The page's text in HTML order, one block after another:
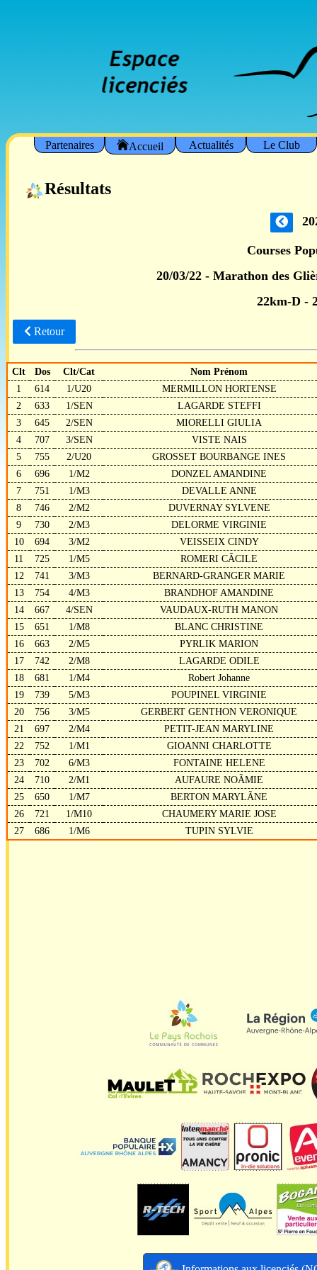
Partenaires Accueil Actualités Le Club
Résultats
Courses
20/03/22 - Marathon des
22km-D -
Retour
Clt Dos Clt/Cat
Nom Prénom
1
614 1/U20
MERMILLON HORTENSE
2
633 1/SEN
LAGARDE STEFFI
3
645 2/SEN
MIORELLI GIULIA
4
707 3/SEN
VISTE NAIS
5
755 2/U20
GROSSET BOURBANGE INES
6
696 1/M2
DONZEL AMANDINE
7
751 1/M3
DEVALLE ANNE
8
746 2/M2
DUVERNAY SYLVENE
9
730 2/M3
DELORME VIRGINIE
10
694 3/M2
VEISSEIX CINDY
11
725 1/M5
ROMERI CÃCILE
12
741 3/M3
BERNARD-GRANGER MARIE
13
754 4/M3
BRANDHOF AMANDINE
14
667 4/SEN
VAUDAUX-RUTH MANON
15
651 1/M8
BLANC CHRISTINE
16
663 2/M5
PYRLIK MARION
17
742 2/M8
LAGARDE ODILE
18
681 1/M4
Robert Johanne
19
739 5/M3
POUPINEL VIRGINIE
20
756 3/M5
GERBERT GENTHON VERONIQUE
21
697 2/M4
PETIT-JEAN MARYLINE
22
752 1/M1
GIOANNI CHARLOTTE
23
702 6/M3
FONTAINE HELENE
24
710 2/M1
AUFAURE NOÃMIE
25
650 1/M7
BERTON MARYLÃNE
26
721 1/M10
CHAUMERY MARIE JOSE
27
686 1/M6 TUPIN SYLVIE